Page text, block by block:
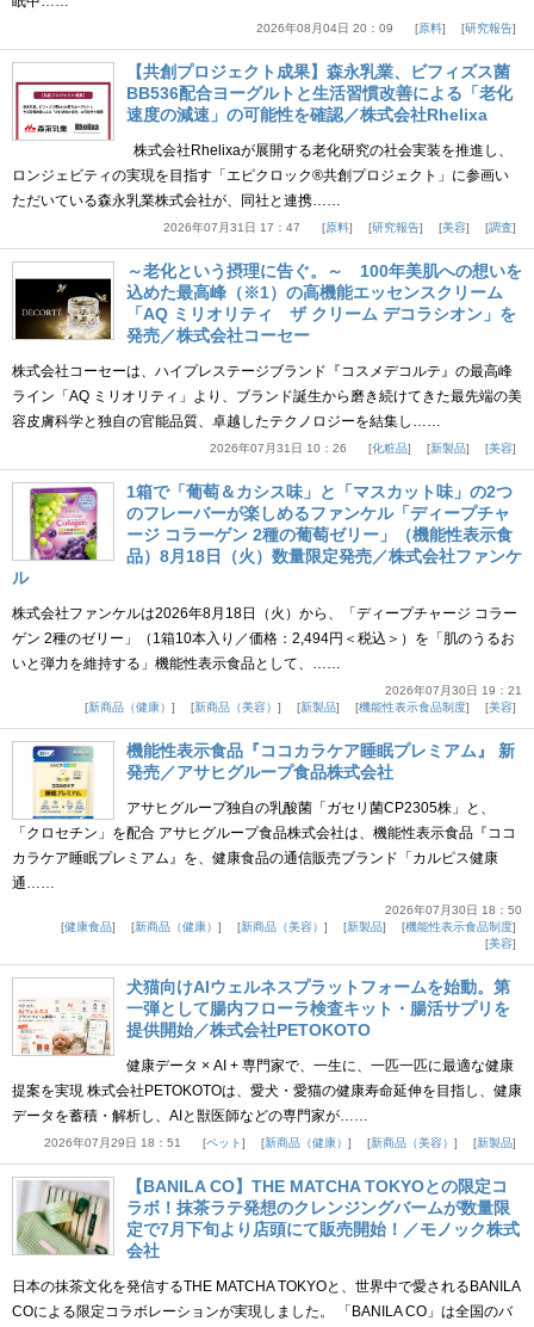
2026年08月04日 20：09 原料 研究報告
【共創プロジェクト成果】森永乳業、ビフィズス菌
BB536配合ヨーグルトと生活習慣改善による「老化
速度の減速」の可能性を確認／株式会社Rhelixa
株式会社Rhelixaが展開する老化研究の社会実装を推進し、
ロンジェビティの実現を目指す「エピクロック®共創プロジェクト」に参画い
ただいている森永乳業株式会社が、同社と連携……
2026年07月31日 17：47 原料 研究報告 美容 調査
～老化という摂理に告ぐ。～ 100年美肌への想いを
込めた最高峰（※1）の高機能エッセンスクリーム
「AQ ミリオリティ ザ クリーム デコラシオン」を
発売／株式会社コーセー
株式会社コーセーは、ハイプレステージブランド『コスメデコルテ』の最高峰
ライン「AQ ミリオリティ」より、ブランド誕生から磨き続けてきた最先端の美
容皮膚科学と独自の官能品質、卓越したテクノロジーを結集し……
2026年07月31日 10：26 化粧品 新製品 美容
1箱で「葡萄＆カシス味」と「マスカット味」の2つ
のフレーバーが楽しめるファンケル「ディープチャ
ージ コラーゲン 2種の葡萄ゼリー」（機能性表示食
品）8月18日（火）数量限定発売／株式会社ファンケ
ル
株式会社ファンケルは2026年8月18日（火）から、「ディープチャージ コラー
ゲン 2種のゼリー」（1箱10本入り／価格：2,494円＜税込＞）を「肌のうるお
いと弾力を維持する」機能性表示食品として、……
2026年07月30日 19：21
新商品（健康）
新商品（美容） 新製品 機能性表示食品制度 美容
機能性表示食品『ココカラケア睡眠プレミアム』 新
発売／アサヒグループ食品株式会社
アサヒグループ独自の乳酸菌「ガセリ菌CP2305株」と、
「クロセチン」を配合 アサヒグループ食品株式会社は、機能性表示食品『ココ
カラケア睡眠プレミアム』を、健康食品の通信販売ブランド「カルピス健康
通……
2026年07月30日 18：50
健康食品
新商品（健康） 新商品（美容） 新製品
機能性表示食品制度
美容
犬猫向けAIウェルネスプラットフォームを始動。第
一弾として腸内フローラ検査キット・腸活サプリを
提供開始／株式会社PETOKOTO
健康データ × AI + 専門家で、一生に、一匹一匹に最適な健康
提案を実現 株式会社PETOKOTOは、愛犬・愛猫の健康寿命延伸を目指し、健康
データを蓄積・解析し、AIと獣医師などの専門家が……
2026年07月29日 18：51 ペット 新商品（健康） 新商品（美容） 新製品
【BANILA CO】THE MATCHA TOKYOとの限定コ
ラボ！抹茶ラテ発想のクレンジングバームが数量限
定で7月下旬より店頭にて販売開始！／モノック株式
会社
日本の抹茶文化を発信するTHE MATCHA TOKYOと、世界中で愛されるBANILA
COによる限定コラボレーションが実現しました。 「BANILA CO」は全国のバ